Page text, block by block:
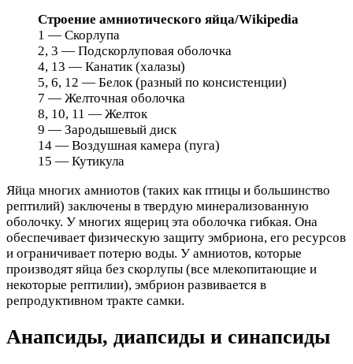
Cтроение амниотического яйца/Wikipedia
1 — Скорлупа
2, 3 — Подскорлуповая оболочка
4, 13 — Канатик (халазы)
5, 6, 12 — Белок (разный по консистенции)
7 — Желточная оболочка
8, 10, 11 — Желток
9 — Зародышевый диск
14 — Воздушная камера (пуга)
15 — Кутикула
Яйца многих амниотов (таких как птицы и большинство
рептилий) заключены в твердую минерализованную
оболочку. У многих ящериц эта оболочка гибкая. Она
обеспечивает физическую защиту эмбриона, его ресурсов
и ограничивает потерю воды. У амниотов, которые
производят яйца без скорлупы (все млекопитающие и
некоторые рептилии), эмбрион развивается в
репродуктивном тракте самки.
Анапсиды, диапсиды и синапсиды